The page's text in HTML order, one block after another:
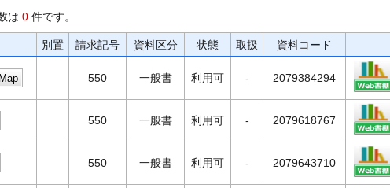
は 0 件です。
別置 請求記号 資料区分 状態 取扱 資料コード
Map 550 一般書 利用可 - 2079384294
550 一般書 利用可 - 2079618767
550 一般書 利用可 - 2079643710